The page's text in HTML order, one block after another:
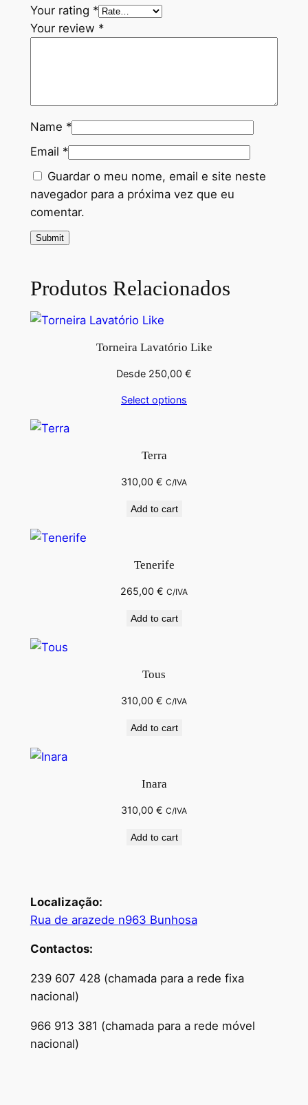
u
a
Your rating *
Your review *
Name *
Email *
Guardar o meu nome, email e site neste
navegador para a próxima vez que eu
comentar.
Produtos Relacionados
Torneira Lavatório Like
Desde 250,00 €
Select options
Terra
310,00 € C/IVA
Add to cart
Tenerife
265,00 € C/IVA
Add to cart
Tous
310,00 € C/IVA
Add to cart
Inara
310,00 € C/IVA
Add to cart
Localização:
Rua de arazede n963 Bunhosa
Contactos:
239 607 428 (chamada para a rede fixa
nacional)
966 913 381 (chamada para a rede móvel
nacional)